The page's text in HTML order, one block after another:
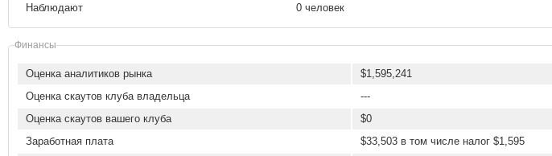
Наблюдают
0 человек
Финансы
Оценка аналитиков рынка $1,595,241
Оценка скаутов клуба владельца
---
Оценка скаутов вашего клуба
$0
Заработная плата
$33,503 в том числе налог $1,595